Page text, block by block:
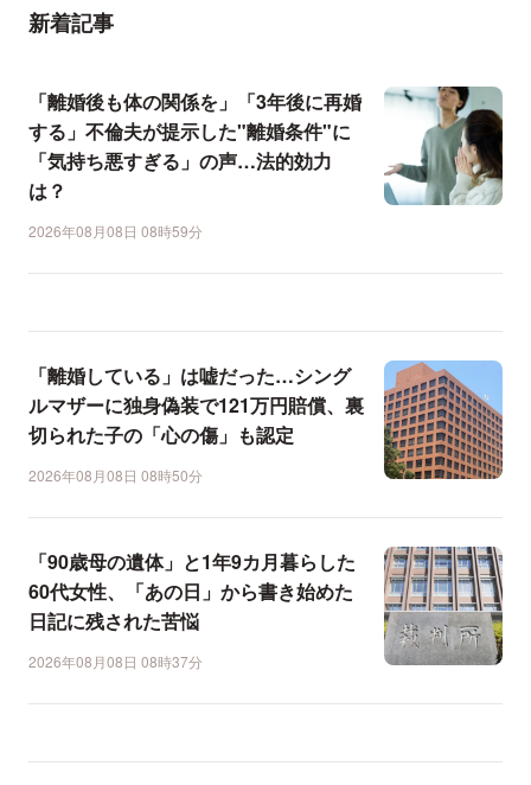
新着記事
「離婚後も体の関係を」「3年後に再婚
する」不倫夫が提示した"離婚条件"に
「気持ち悪すぎる」の声…法的効力
は？
2026年08月08日 08時59分
「離婚している」は嘘だった…シング
ルマザーに独身偽装で121万円賠償、裏
切られた子の「心の傷」も認定
2026年08月08日 08時50分
「90歳母の遺体」と1年9カ月暮らした
60代女性、「あの日」から書き始めた
日記に残された苦悩
2026年08月08日 08時37分